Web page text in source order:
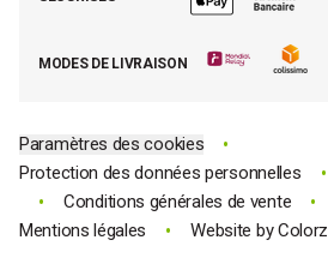
MODES DE LIVRAISON
Paramètres des cookies •
Protection des données personnelles •
• Conditions générales de vente •
Mentions légales • Website byColorz